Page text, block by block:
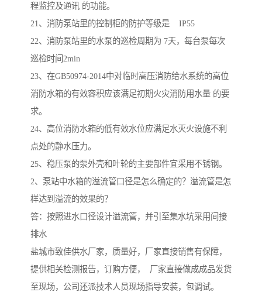
程监控及通讯 的功能。
21、消防泵站里的控制柜的防护等级是 IP55
22、消防泵站里的水泵的巡检周期为 7天，每台泵每次
巡检时间2min
23、在GB50974-2014中对临时高压消防给水系统的高位
消防水箱的有效容积应该满足初期火灾消防用水量 的要
求。
24、高位消防水箱的低有效水位应满足水灭火设施不利
点处的静水压力。
25、稳压泵的泵外壳和叶轮的主要部件宜采用不锈钢。
2、泵站中水箱的溢流管口径是怎么确定的？溢流管是怎
样达到溢流的效果的？
答：按照进水口径设计溢流管，并引至集水坑采用间接
排水
盐城市致佳供水厂家，质量好，厂家直接销售有保障，
提供相关检测报告，订购方便， 厂家直接做成成品发货
至现场，公司还派技术人员现场指导安装，包调试。